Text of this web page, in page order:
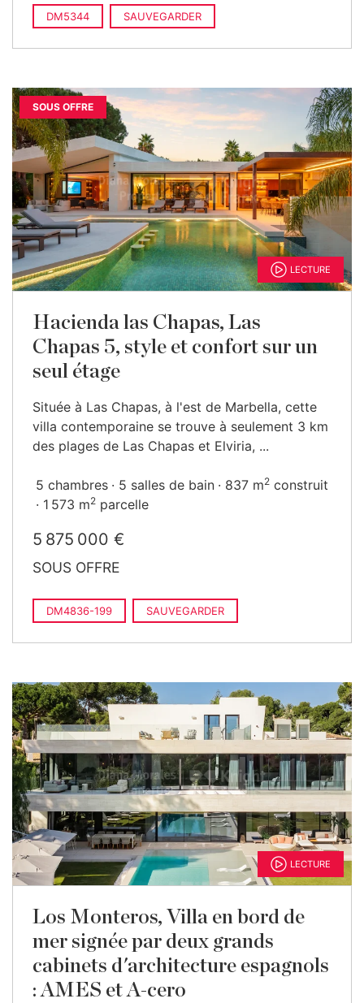
DM5344 SAUVEGARDER
SOUS OFFRE
LECTURE
Hacienda las Chapas, Las
Chapas 5, style et confort sur un
seul étage
Située à Las Chapas, à l'est de Marbella, cette
villa contemporaine se trouve à seulement 3 km
des plages de Las Chapas et Elviria, ...
5 chambres 5 salles de bain 837 m2 construit
1 573 m2 parcelle
5 875 000 €
SOUS OFFRE
DM4836-199 SAUVEGARDER
LECTURE
Los Monteros, Villa en bord de
mer signée par deux grands
cabinets d'architecture espagnols
: AMES et A-cero